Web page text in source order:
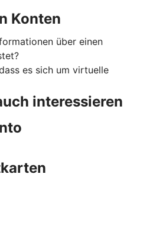
Konten
über einen
es sich um virtuelle
interessieren